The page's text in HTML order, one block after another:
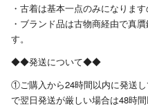
・古着は基本一点のみになりま
・ブランド品は古物商経由で真
す。
◆◆発送について◆◆
①ご購入から24時間以内に発送
で翌日発送が厳しい場合は48時間